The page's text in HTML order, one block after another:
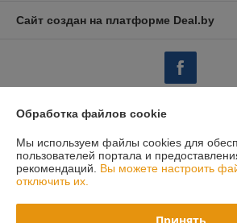
Сайт создан на платформе Deal.by
Юридическое лицо:Закрытое акционерное
220024, Республика Беларусь, г. Минск, ул.
офис 209Б
Обработка файлов cookie
Мы используем файлы cookies для
пользователей портала и
рекомендаций. Вы можете настроить
отключить их.
Принять